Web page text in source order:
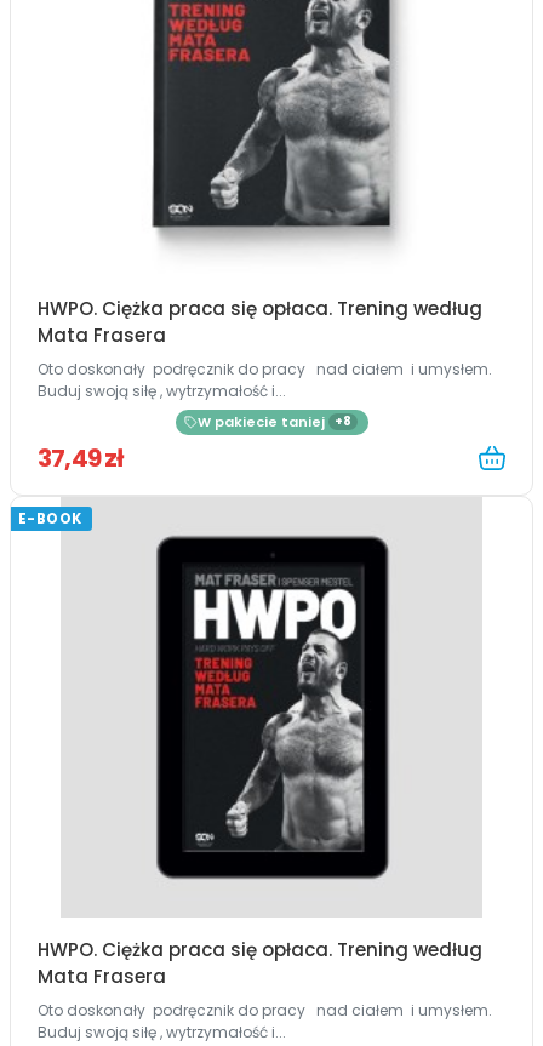
HWPO. Ciężka praca się opłaca. Trening według
Mata Frasera
Oto doskonały podręcznik do pracy nad ciałem i umysłem.
Buduj swoją siłę , wytrzymałość i...
W pakiecie taniej +8
37,49 zł
E-BOOK
HWPO. Ciężka praca się opłaca. Trening według
Mata Frasera
Oto doskonały podręcznik do pracy nad ciałem i umysłem.
Buduj swoją siłę , wytrzymałość i...